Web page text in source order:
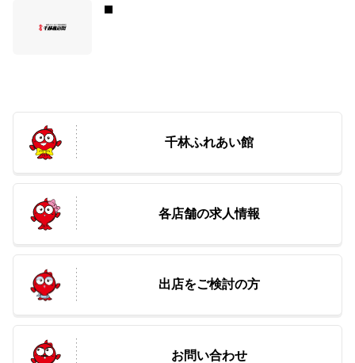
千林ふれあい館
各店舗の求人情報
出店をご検討の方
お問い合わせ